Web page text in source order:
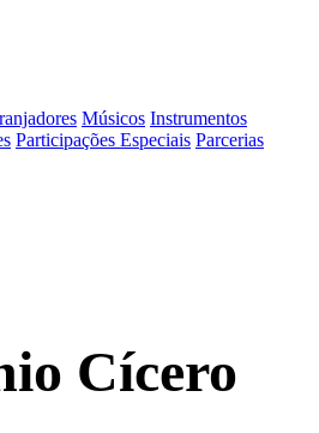
Músicos Instrumentos
Participações Especiais Parcerias
Cícero